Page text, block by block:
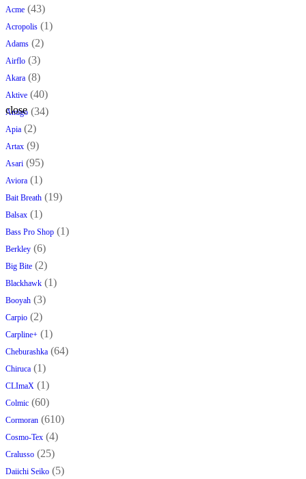
Acme (43)
Acropolis (1)
Adams (2)
Airflo (3)
Akara (8)
Aktive (40)
Amigo (34)
Apia (2)
Artax (9)
Asari (95)
Aviora (1)
Bait Breath (19)
Balsax (1)
Bass Pro Shop (1)
Berkley (6)
Big Bite (2)
Blackhawk (1)
Booyah (3)
Carpio (2)
Carpline+ (1)
Cheburashka (64)
Chiruca (1)
CLImaX (1)
Colmic (60)
Cormoran (610)
Cosmo-Tex (4)
Cralusso (25)
Daiichi Seiko (5)
close